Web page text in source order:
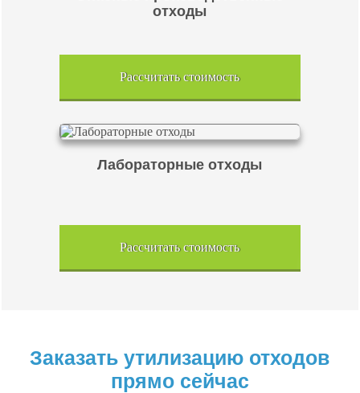
отходы
Рассчитать стоимость
Лабораторные отходы
Рассчитать стоимость
Заказать утилизацию отходов
прямо сейчас